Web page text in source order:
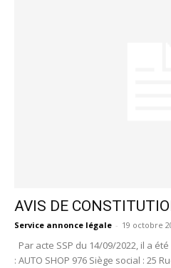
AVIS DE
Service annonce légale - 19 octobre
Par acte SSP du 14/09/2022, il a
: AUTO SHOP 976 Siège social : 25